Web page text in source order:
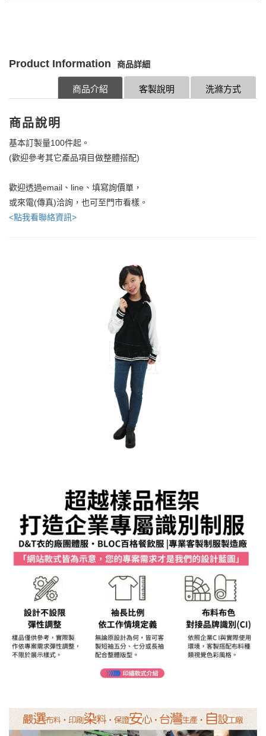
Product Information 商品詳細
洗滌方式
客製說明
商品介紹
商品說明
基本訂製量100件起。
(歡迎參考其它產品項目做整體搭配)
歡迎透過email、line、填寫詢價單，
或來電(傳真)洽詢，也可至門市看樣。
<點我看聯絡資訊>